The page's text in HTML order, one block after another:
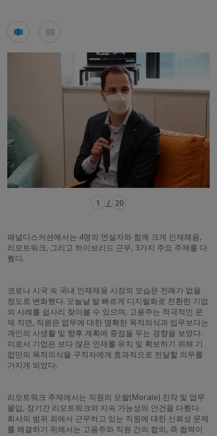
See
carouselmosaic
1 / 20
패널디스커션에서는 4명의 연설자와 함께 크게 인재채용,
리모트워크, 그리고 하이브리드 근무, 3가지 주요 주제를 다
뤘다.
코로나 시국 속 국내 인재채용 시장의 모습은 전례가 없을
정도로 변화했다. 오늘날 발 빠르게 디지털화로 전환한 기업
의 사례를 쉽사리 찾아볼 수 있으며, 고용주는 적극적인 문
제 직면, 직원은 업무에 대한 명확한 목적의식과 업무보다는
개인의 사생활 및 향후 계획에 중점을 두는 경향을 보였다.
이로서 기업은 보다 많은 인재를 유치 및 확보하기 위해 기
업만의 목적의식을 구직자에게 효과적으로 전달할 의무를
가지게 되었다.
리모트워크 주제에서는 직원의 모랄(Morale) 진작 및 업무
몰입, 장기간 리모트워크의 지속 가능성의 안건을 다뤘다.
회사의 범위 외에서 근무하고 있는 직원에 대한 신뢰성 문제
를 해결하기 위해서는 고용주와 직원 간의 합의, 즉 협력이